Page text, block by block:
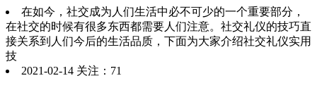
在如今，社交成为人们生活中必不可少的一个重要部分，
在社交的时候有很多东西都需要人们注意。社交礼仪的技巧直
接关系到人们今后的生活品质，下面为大家介绍社交礼仪实用
技
2021-02-14 关注：71